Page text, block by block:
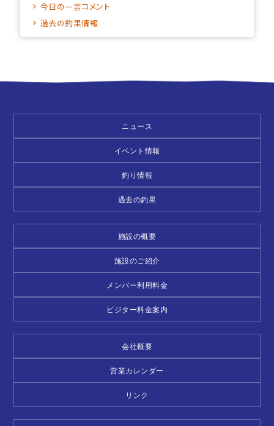
今日の一言コメント
過去の釣果情報
ニュース
イベント情報
釣り情報
過去の釣果
施設の概要
施設のご紹介
メンバー利用料金
ビジター料金案内
会社概要
営業カレンダー
リンク